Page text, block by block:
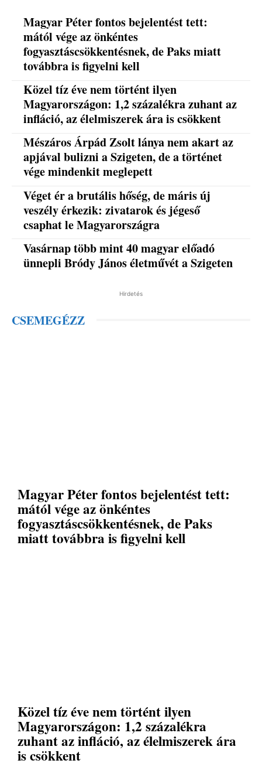
Magyar Péter fontos bejelentést tett:
mától vége az önkéntes
fogyasztáscsökkentésnek, de Paks miatt
továbbra is figyelni kell
Közel tíz éve nem történt ilyen
Magyarországon: 1,2 százalékra zuhant az
infláció, az élelmiszerek ára is csökkent
Mészáros Árpád Zsolt lánya nem akart az
apjával bulizni a Szigeten, de a történet
vége mindenkit meglepett
Véget ér a brutális hőség, de máris új
veszély érkezik: zivatarok és jégeső
csaphat le Magyarországra
Vasárnap több mint 40 magyar előadó
ünnepli Bródy János életművét a Szigeten
Hirdetés
CSEMEGÉZZ
Magyar Péter fontos bejelentést tett:
mától vége az önkéntes
fogyasztáscsökkentésnek, de Paks
miatt továbbra is figyelni kell
Közel tíz éve nem történt ilyen
Magyarországon: 1,2 százalékra
zuhant az infláció, az élelmiszerek ára
is csökkent